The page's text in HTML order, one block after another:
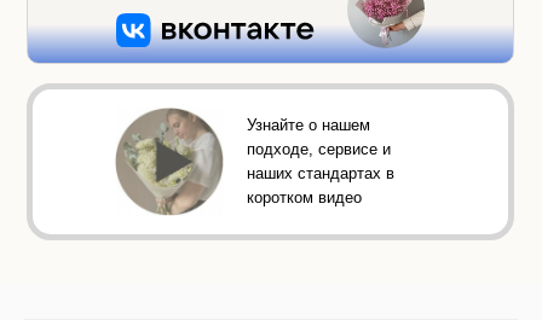
Узнайте о нашем
подходе, сервисе и
наших стандартах в
коротком видео